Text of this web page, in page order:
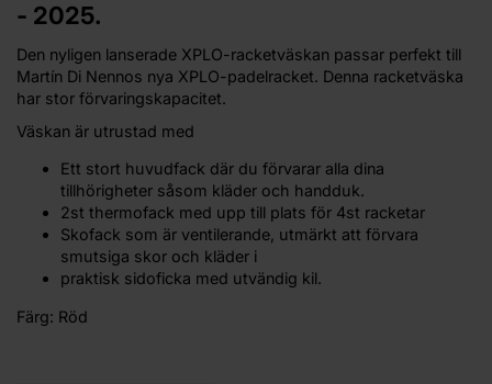
- 2025.
Den nyligen lanserade XPLO-racketväskan passar perfekt till
Martín Di Nennos nya XPLO-padelracket. Denna racketväska
har stor förvaringskapacitet.
Väskan är utrustad med
Ett stort huvudfack där du förvarar alla dina
tillhörigheter såsom kläder och handduk.
2st thermofack med upp till plats för 4st racketar
Skofack som är ventilerande, utmärkt att förvara
smutsiga skor och kläder i
praktisk sidoficka med utvändig kil.
Färg: Röd